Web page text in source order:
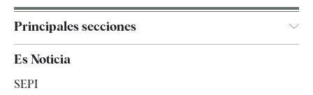
Principales secciones
España
Es Noticia
SEPI